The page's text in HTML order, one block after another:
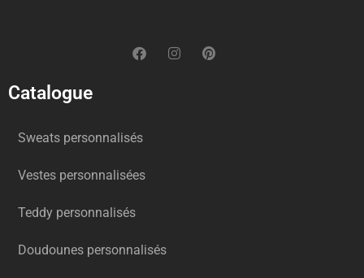
Catalogue
Sweats personnalisés
Vestes personnalisées
Teddy personnalisés
Doudounes personnalisés